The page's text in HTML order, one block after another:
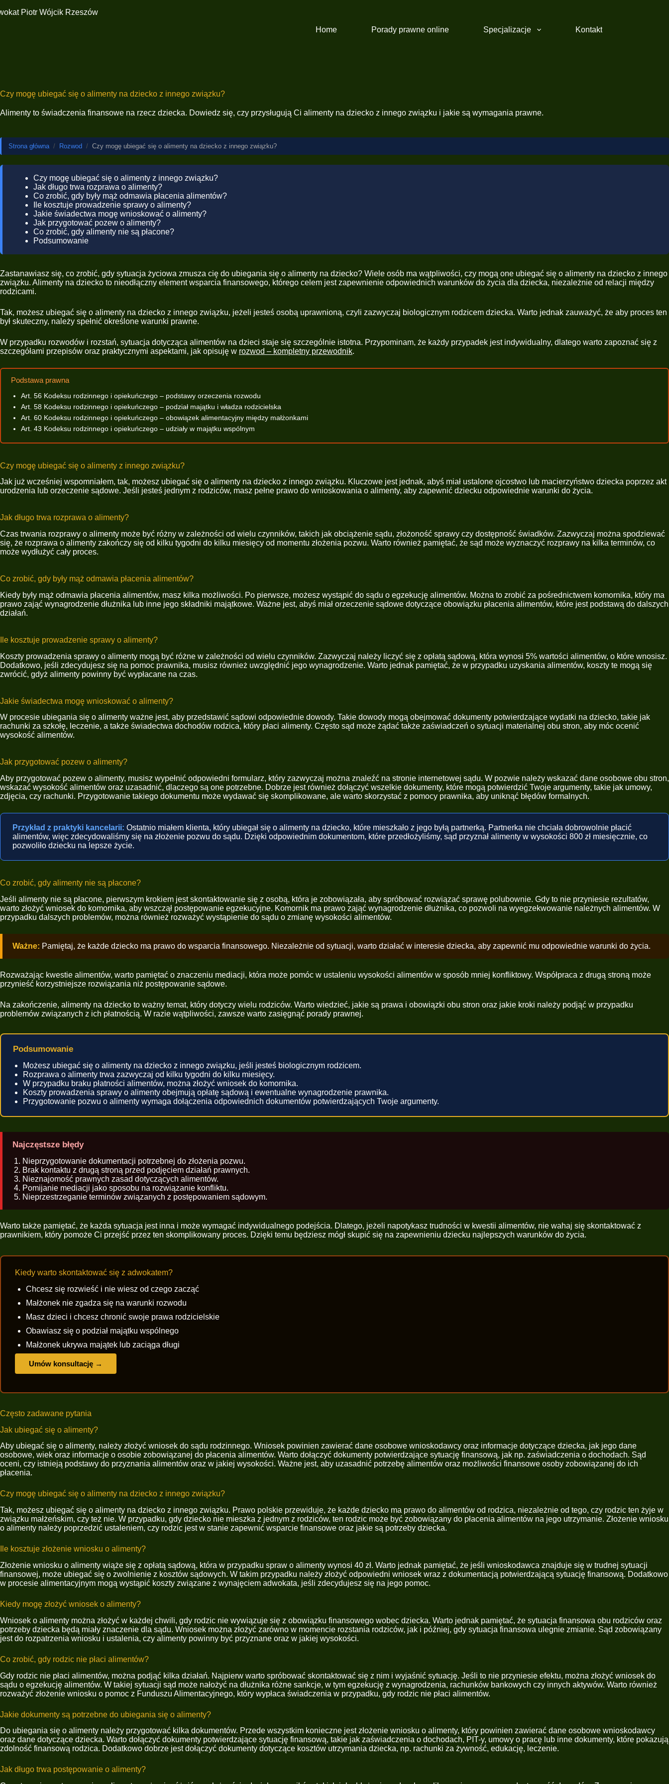
Home Porady prawne online Specjalizacje Kontakt
Czy mogę ubiegać się o alimenty na dziecko z innego związku?
Alimenty to świadczenia finansowe na rzecz dziecka. Dowiedz się, czy przysługują Ci alimenty na dziecko z innego związku i jakie są wymagania prawne.
Strona główna / Rozwod / Czy mogę ubiegać się o alimenty na dziecko z innego związku?
Czy mogę ubiegać się o alimenty z innego związku?
Jak długo trwa rozprawa o alimenty?
Co zrobić, gdy były mąż odmawia płacenia alimentów?
Ile kosztuje prowadzenie sprawy o alimenty?
Jakie świadectwa mogę wnioskować o alimenty?
Jak przygotować pozew o alimenty?
Co zrobić, gdy alimenty nie są płacone?
Podsumowanie
Zastanawiasz się, co zrobić, gdy sytuacja życiowa zmusza cię do ubiegania się o alimenty na dziecko? Wiele osób ma wątpliwości, czy mogą one ubiegać się o alimenty na dziecko z innego
związku. Alimenty na dziecko to nieodłączny element wsparcia finansowego, którego celem jest zapewnienie odpowiednich warunków do życia dla dziecka, niezależnie od relacji między
rodzicami.
Tak, możesz ubiegać się o alimenty na dziecko z innego związku, jeżeli jesteś osobą uprawnioną, czyli zazwyczaj biologicznym rodzicem dziecka. Warto jednak zauważyć, że aby proces ten
był skuteczny, należy spełnić określone warunki prawne.
W przypadku rozwodów i rozstań, sytuacja dotycząca alimentów na dzieci staje się szczególnie istotna. Przypominam, że każdy przypadek jest indywidualny, dlatego warto zapoznać się z
szczegółami przepisów oraz praktycznymi aspektami, jak opisuję w rozwod – kompletny przewodnik.
Podstawa prawna
Art. 56 Kodeksu rodzinnego i opiekuńczego – podstawy orzeczenia rozwodu
Art. 58 Kodeksu rodzinnego i opiekuńczego – podział majątku i władza rodzicielska
Art. 60 Kodeksu rodzinnego i opiekuńczego – obowiązek alimentacyjny między małżonkami
Art. 43 Kodeksu rodzinnego i opiekuńczego – udziały w majątku wspólnym
Czy mogę ubiegać się o alimenty z innego związku?
Jak już wcześniej wspomniałem, tak, możesz ubiegać się o alimenty na dziecko z innego związku. Kluczowe jest jednak, abyś miał ustalone ojcostwo lub macierzyństwo dziecka poprzez akt
urodzenia lub orzeczenie sądowe. Jeśli jesteś jednym z rodziców, masz pełne prawo do wnioskowania o alimenty, aby zapewnić dziecku odpowiednie warunki do życia.
Jak długo trwa rozprawa o alimenty?
Czas trwania rozprawy o alimenty może być różny w zależności od wielu czynników, takich jak obciążenie sądu, złożoność sprawy czy dostępność świadków. Zazwyczaj można spodziewać
się, że rozprawa o alimenty zakończy się od kilku tygodni do kilku miesięcy od momentu złożenia pozwu. Warto również pamiętać, że sąd może wyznaczyć rozprawy na kilka terminów, co
może wydłużyć cały proces.
Co zrobić, gdy były mąż odmawia płacenia alimentów?
Kiedy były mąż odmawia płacenia alimentów, masz kilka możliwości. Po pierwsze, możesz wystąpić do sądu o egzekucję alimentów. Można to zrobić za pośrednictwem komornika, który ma
prawo zająć wynagrodzenie dłużnika lub inne jego składniki majątkowe. Ważne jest, abyś miał orzeczenie sądowe dotyczące obowiązku płacenia alimentów, które jest podstawą do dalszych
działań.
Ile kosztuje prowadzenie sprawy o alimenty?
Koszty prowadzenia sprawy o alimenty mogą być różne w zależności od wielu czynników. Zazwyczaj należy liczyć się z opłatą sądową, która wynosi 5% wartości alimentów, o które wnosisz.
Dodatkowo, jeśli zdecydujesz się na pomoc prawnika, musisz również uwzględnić jego wynagrodzenie. Warto jednak pamiętać, że w przypadku uzyskania alimentów, koszty te mogą się
zwrócić, gdyż alimenty powinny być wypłacane na czas.
Jakie świadectwa mogę wnioskować o alimenty?
W procesie ubiegania się o alimenty ważne jest, aby przedstawić sądowi odpowiednie dowody. Takie dowody mogą obejmować dokumenty potwierdzające wydatki na dziecko, takie jak
rachunki za szkołę, leczenie, a także świadectwa dochodów rodzica, który płaci alimenty. Często sąd może żądać także zaświadczeń o sytuacji materialnej obu stron, aby móc ocenić
wysokość alimentów.
Jak przygotować pozew o alimenty?
Aby przygotować pozew o alimenty, musisz wypełnić odpowiedni formularz, który zazwyczaj można znaleźć na stronie internetowej sądu. W pozwie należy wskazać dane osobowe obu stron,
wskazać wysokość alimentów oraz uzasadnić, dlaczego są one potrzebne. Dobrze jest również dołączyć wszelkie dokumenty, które mogą potwierdzić Twoje argumenty, takie jak umowy,
zdjęcia, czy rachunki. Przygotowanie takiego dokumentu może wydawać się skomplikowane, ale warto skorzystać z pomocy prawnika, aby uniknąć błędów formalnych.
Przykład z praktyki kancelarii: Ostatnio miałem klienta, który ubiegał się o alimenty na dziecko, które mieszkało z jego byłą partnerką. Partnerka nie chciała dobrowolnie płacić
alimentów, więc zdecydowaliśmy się na złożenie pozwu do sądu. Dzięki odpowiednim dokumentom, które przedłożyliśmy, sąd przyznał alimenty w wysokości 800 zł miesięcznie, co
pozwoliło dziecku na lepsze życie.
Co zrobić, gdy alimenty nie są płacone?
Jeśli alimenty nie są płacone, pierwszym krokiem jest skontaktowanie się z osobą, która je zobowiązała, aby spróbować rozwiązać sprawę polubownie. Gdy to nie przyniesie rezultatów,
warto złożyć wniosek do komornika, aby wszczął postępowanie egzekucyjne. Komornik ma prawo zająć wynagrodzenie dłużnika, co pozwoli na wyegzekwowanie należnych alimentów. W
przypadku dalszych problemów, można również rozważyć wystąpienie do sądu o zmianę wysokości alimentów.
Ważne: Pamiętaj, że każde dziecko ma prawo do wsparcia finansowego. Niezależnie od sytuacji, warto działać w interesie dziecka, aby zapewnić mu odpowiednie warunki do życia.
Rozważając kwestie alimentów, warto pamiętać o znaczeniu mediacji, która może pomóc w ustaleniu wysokości alimentów w sposób mniej konfliktowy. Współpraca z drugą stroną może
przynieść korzystniejsze rozwiązania niż postępowanie sądowe.
Na zakończenie, alimenty na dziecko to ważny temat, który dotyczy wielu rodziców. Warto wiedzieć, jakie są prawa i obowiązki obu stron oraz jakie kroki należy podjąć w przypadku
problemów związanych z ich płatnością. W razie wątpliwości, zawsze warto zasięgnąć porady prawnej.
Podsumowanie
Możesz ubiegać się o alimenty na dziecko z innego związku, jeśli jesteś biologicznym rodzicem.
Rozprawa o alimenty trwa zazwyczaj od kilku tygodni do kilku miesięcy.
W przypadku braku płatności alimentów, można złożyć wniosek do komornika.
Koszty prowadzenia sprawy o alimenty obejmują opłatę sądową i ewentualne wynagrodzenie prawnika.
Przygotowanie pozwu o alimenty wymaga dołączenia odpowiednich dokumentów potwierdzających Twoje argumenty.
Najczęstsze błędy
Nieprzygotowanie dokumentacji potrzebnej do złożenia pozwu.
Brak kontaktu z drugą stroną przed podjęciem działań prawnych.
Nieznajomość prawnych zasad dotyczących alimentów.
Pomijanie mediacji jako sposobu na rozwiązanie konfliktu.
Nieprzestrzeganie terminów związanych z postępowaniem sądowym.
Warto także pamiętać, że każda sytuacja jest inna i może wymagać indywidualnego podejścia. Dlatego, jeżeli napotykasz trudności w kwestii alimentów, nie wahaj się skontaktować z
prawnikiem, który pomoże Ci przejść przez ten skomplikowany proces. Dzięki temu będziesz mógł skupić się na zapewnieniu dziecku najlepszych warunków do życia.
Kiedy warto skontaktować się z adwokatem?
Chcesz się rozwieść i nie wiesz od czego zacząć
Małżonek nie zgadza się na warunki rozwodu
Masz dzieci i chcesz chronić swoje prawa rodzicielskie
Obawiasz się o podział majątku wspólnego
Małżonek ukrywa majątek lub zaciąga długi
Umów konsultację →
Często zadawane pytania
Jak ubiegać się o alimenty?
Aby ubiegać się o alimenty, należy złożyć wniosek do sądu rodzinnego. Wniosek powinien zawierać dane osobowe wnioskodawcy oraz informacje dotyczące dziecka, jak jego dane
osobowe, wiek oraz informacje o osobie zobowiązanej do płacenia alimentów. Warto dołączyć dokumenty potwierdzające sytuację finansową, jak np. zaświadczenia o dochodach. Sąd
oceni, czy istnieją podstawy do przyznania alimentów oraz w jakiej wysokości. Ważne jest, aby uzasadnić potrzebę alimentów oraz możliwości finansowe osoby zobowiązanej do ich
płacenia.
Czy mogę ubiegać się o alimenty na dziecko z innego związku?
Tak, możesz ubiegać się o alimenty na dziecko z innego związku. Prawo polskie przewiduje, że każde dziecko ma prawo do alimentów od rodzica, niezależnie od tego, czy rodzic ten żyje w
związku małżeńskim, czy też nie. W przypadku, gdy dziecko nie mieszka z jednym z rodziców, ten rodzic może być zobowiązany do płacenia alimentów na jego utrzymanie. Złożenie wniosku
o alimenty należy poprzedzić ustaleniem, czy rodzic jest w stanie zapewnić wsparcie finansowe oraz jakie są potrzeby dziecka.
Ile kosztuje złożenie wniosku o alimenty?
Złożenie wniosku o alimenty wiąże się z opłatą sądową, która w przypadku spraw o alimenty wynosi 40 zł. Warto jednak pamiętać, że jeśli wnioskodawca znajduje się w trudnej sytuacji
finansowej, może ubiegać się o zwolnienie z kosztów sądowych. W takim przypadku należy złożyć odpowiedni wniosek wraz z dokumentacją potwierdzającą sytuację finansową. Dodatkowo
w procesie alimentacyjnym mogą wystąpić koszty związane z wynajęciem adwokata, jeśli zdecydujesz się na jego pomoc.
Kiedy mogę złożyć wniosek o alimenty?
Wniosek o alimenty można złożyć w każdej chwili, gdy rodzic nie wywiązuje się z obowiązku finansowego wobec dziecka. Warto jednak pamiętać, że sytuacja finansowa obu rodziców oraz
potrzeby dziecka będą miały znaczenie dla sądu. Wniosek można złożyć zarówno w momencie rozstania rodziców, jak i później, gdy sytuacja finansowa ulegnie zmianie. Sąd zobowiązany
jest do rozpatrzenia wniosku i ustalenia, czy alimenty powinny być przyznane oraz w jakiej wysokości.
Co zrobić, gdy rodzic nie płaci alimentów?
Gdy rodzic nie płaci alimentów, można podjąć kilka działań. Najpierw warto spróbować skontaktować się z nim i wyjaśnić sytuację. Jeśli to nie przyniesie efektu, można złożyć wniosek do
sądu o egzekucję alimentów. W takiej sytuacji sąd może nałożyć na dłużnika różne sankcje, w tym egzekucję z wynagrodzenia, rachunków bankowych czy innych aktywów. Warto również
rozważyć złożenie wniosku o pomoc z Funduszu Alimentacyjnego, który wypłaca świadczenia w przypadku, gdy rodzic nie płaci alimentów.
Jakie dokumenty są potrzebne do ubiegania się o alimenty?
Do ubiegania się o alimenty należy przygotować kilka dokumentów. Przede wszystkim konieczne jest złożenie wniosku o alimenty, który powinien zawierać dane osobowe wnioskodawcy
oraz dane dotyczące dziecka. Warto dołączyć dokumenty potwierdzające sytuację finansową, takie jak zaświadczenia o dochodach, PIT-y, umowy o pracę lub inne dokumenty, które pokazują
zdolność finansową rodzica. Dodatkowo dobrze jest dołączyć dokumenty dotyczące kosztów utrzymania dziecka, np. rachunki za żywność, edukację, leczenie.
Jak długo trwa postępowanie o alimenty?